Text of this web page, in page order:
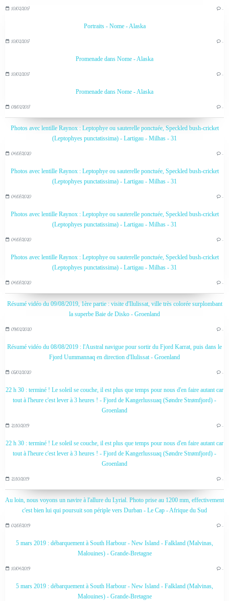
10/02/2017 …
Portraits - Nome - Alaska
10/02/2017 …
Promenade dans Nome - Alaska
10/02/2017 …
Promenade dans Nome - Alaska
08/02/2017 …
Photos avec lentille Raynox : Leptophye ou sauterelle ponctuée, Speckled bush-cricket
(Leptophyes punctatissima) - Lartigau - Milhas - 31
04/07/2020 …
Photos avec lentille Raynox : Leptophye ou sauterelle ponctuée, Speckled bush-cricket
(Leptophyes punctatissima) - Lartigau - Milhas - 31
04/07/2020 …
Photos avec lentille Raynox : Leptophye ou sauterelle ponctuée, Speckled bush-cricket
(Leptophyes punctatissima) - Lartigau - Milhas - 31
04/07/2020 …
Photos avec lentille Raynox : Leptophye ou sauterelle ponctuée, Speckled bush-cricket
(Leptophyes punctatissima) - Lartigau - Milhas - 31
04/07/2020 …
Résumé vidéo du 09/08/2019, 1ère partie : visite d'Ilulissat, ville très colorée surplombant
la superbe Baie de Disko - Groenland
09/02/2020 …
Résumé vidéo du 08/08/2019 : l'Austral navigue pour sortir du Fjord Karrat, puis dans le
Fjord Uummannaq en direction d'Ilulissat - Groenland
05/02/2020 …
22 h 30 : terminé ! Le soleil se couche, il est plus que temps pour nous d'en faire autant car
tout à l'heure c'est lever à 3 heures ! - Fjord de Kangerlussuaq (Søndre Strømfjord) -
Groenland
21/10/2019 …
22 h 30 : terminé ! Le soleil se couche, il est plus que temps pour nous d'en faire autant car
tout à l'heure c'est lever à 3 heures ! - Fjord de Kangerlussuaq (Søndre Strømfjord) -
Groenland
21/10/2019 …
Au loin, nous voyons un navire à l'allure du Lyrial. Photo prise au 1200 mm, effectivement
c'est bien lui qui poursuit son périple vers Durban - Le Cap - Afrique du Sud
02/07/2019 …
5 mars 2019 : débarquement à South Harbour - New Island - Falkland (Malvinas,
Malouines) - Grande-Bretagne
10/04/2019 …
5 mars 2019 : débarquement à South Harbour - New Island - Falkland (Malvinas,
Malouines) - Grande-Bretagne